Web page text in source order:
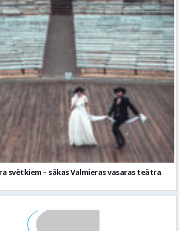
svētkiem – sākas Valmieras vasaras teātra